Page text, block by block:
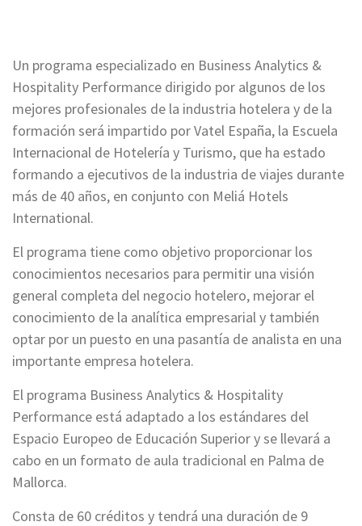
Un programa especializado en Business Analytics &
Hospitality Performance dirigido por algunos de los
mejores profesionales de la industria hotelera y de la
formación será impartido por Vatel España, la Escuela
Internacional de Hotelería y Turismo, que ha estado
formando a ejecutivos de la industria de viajes durante
más de 40 años, en conjunto con Meliá Hotels
International.
El programa tiene como objetivo proporcionar los
conocimientos necesarios para permitir una visión
general completa del negocio hotelero, mejorar el
conocimiento de la analítica empresarial y también
optar por un puesto en una pasantía de analista en una
importante empresa hotelera.
El programa Business Analytics & Hospitality
Performance está adaptado a los estándares del
Espacio Europeo de Educación Superior y se llevará a
cabo en un formato de aula tradicional en Palma de
Mallorca.
Consta de 60 créditos y tendrá una duración de 9